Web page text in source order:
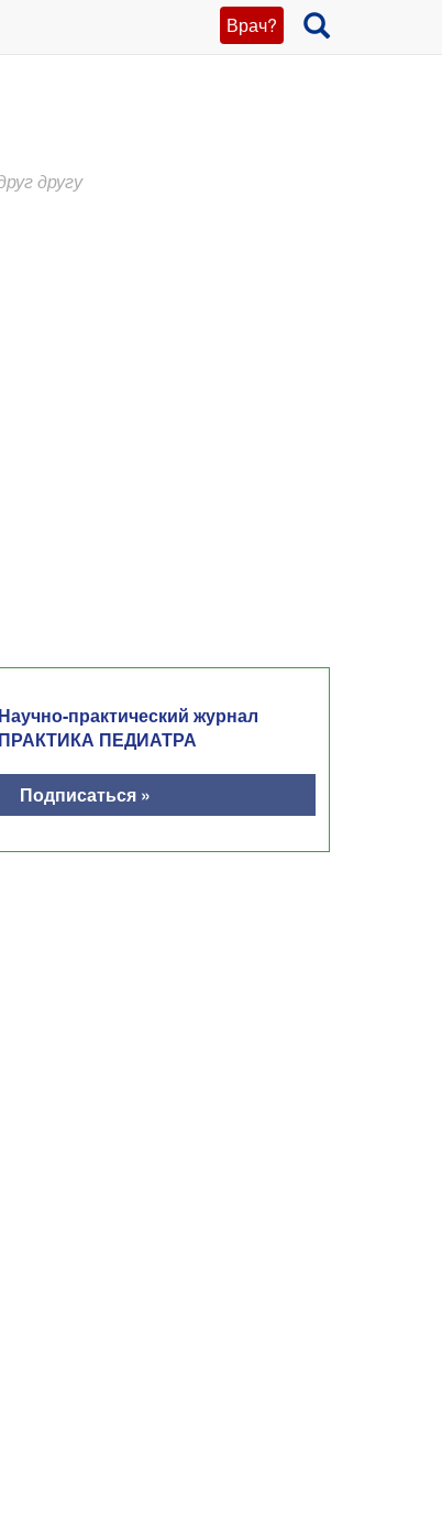
Врач?
другу
Научно-практический журнал
ПРАКТИКА ПЕДИАТРА
Подписаться »